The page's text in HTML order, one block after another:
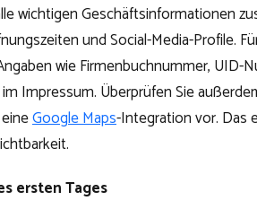
wichtigen Geschäftsinformationen
und Social-Media-Profile.
wie Firmenbuchnummer,
Impressum. Überprüfen Sie
Google Maps-Integration vor. Das
ersten Tages